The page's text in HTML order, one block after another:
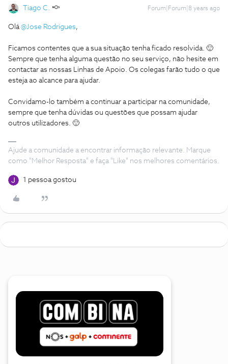
Tiago C. Forum|Forum|8 years ago
Olá@Jose Rodrigues,
Ficamos contentes que a sua situação tenha ficado resolvida. 🙂
Sempre que tenha alguma questão no seu serviço, não hesite em
contactar as nossas Linhas de Apoio. Os colegas farão tudo o que
esteja ao alcance para ajudar.
Convidamo-lo também a continuar a participar na comunidade,
sempre que tenha dúvidas ou questões que possam ajudar
outros utilizadores. 🙂
Ajude a comunidade a encontrar informação relevante. Marque
como "Melhor Resposta" e faça "Like" nos melhores comentários.
1 pessoa gostou